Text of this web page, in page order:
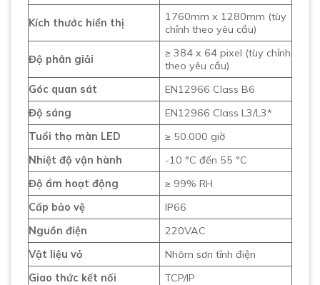
Kích thước hiển thị
1760mm x 1280mm (tùy
chỉnh theo yêu cầu)
Độ phân giải
≥ 384 x 64 pixel (tùy chỉnh
theo yêu cầu)
Góc quan sát
EN12966 Class B6
Độ sáng
EN12966 Class L3/L3*
Tuổi thọ màn LED
≥ 50.000 giờ
Nhiệt độ vận hành
-10 °C đến 55 °C
Độ ẩm hoạt động
≥ 99% RH
Cấp bảo vệ
IP66
Nguồn điện
220VAC
Vật liệu vỏ
Nhôm sơn tĩnh điện
Giao thức kết nối
TCP/IP